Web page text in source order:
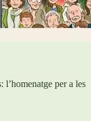
per a les